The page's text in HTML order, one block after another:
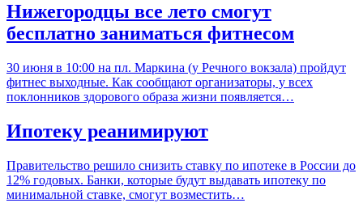
Нижегородцы все лето смогут
бесплатно заниматься фитнесом
30 июня в 10:00 на пл. Маркина (у Речного вокзала) пройдут
фитнес выходные. Как сообщают организаторы, у всех
поклонников здорового образа жизни появляется…
Ипотеку реанимируют
Правительство решило снизить ставку по ипотеке в России до
12% годовых. Банки, которые будут выдавать ипотеку по
минимальной ставке, смогут возместить…